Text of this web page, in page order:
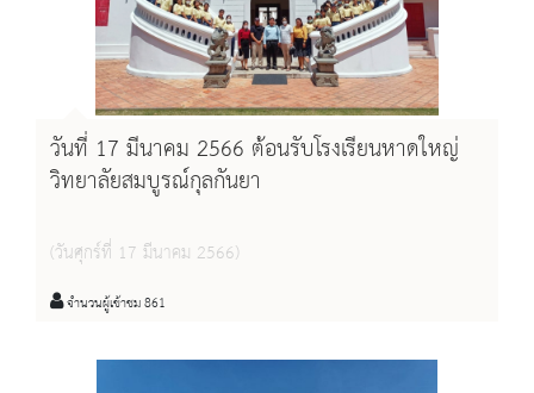
วันที่ 17 มีนาคม 2566 ต้อนรับโรงเรียนหาดใหญ่
วิทยาลัยสมบูรณ์กุลกันยา
(วันศุกร์ที่ 17 มีนาคม 2566)
จำนวนผู้เข้าชม 861